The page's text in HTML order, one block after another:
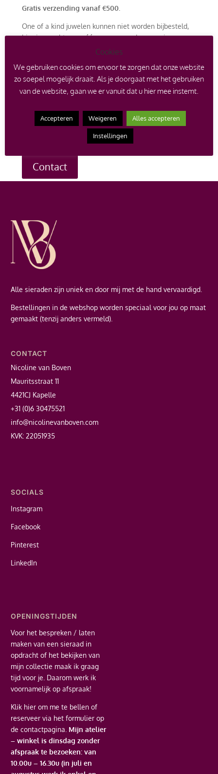
Gratis verzending vanaf €500.
One of a kind juwelen kunnen niet worden bijbesteld,
hier is er echt maar één van en worden voorzien van
een certificaat. Er kan echter wel een afspraak worden
edelstenen of edelmetaal te laten maken.
Het is ook mogelijk om met je oude goud in te ruilen
juweel.Heb je een vraag over een bepaald sieraad, of
wil je een afspraak maken om te komen passen? Neem
dan contact met me op en ik help je graag verder.
Contact
Alle sieraden zijn uniek en door mij met de hand vervaardigd.
Bestellingen in de webshop worden speciaal voor jou op maat
gemaakt (tenzij anders vermeld).
CONTACT
Nicoline van Boven
Mauritsstraat 11
4421CJ Kapelle
+31 (0)6 30475521
info@nicolinevanboven.com
KVK: 22051935
SOCIALS
Instagram
Facebook
Pinterest
LinkedIn
OPENINGSTIJDEN
Voor het bespreken / laten
maken van een sieraad in
opdracht of het bekijken van
mijn collectie maak ik graag
tijd voor je. Daarom werk ik
voornamelijk op afspraak!
Klik hier om me te bellen of
reserveer via het formulier op
de contactpagina. Mijn atelier
– winkel is dinsdag zonder
afspraak te bezoeken: van
10.00u – 16.30u (in juli en
Cookies
We gebruiken cookies om ervoor te zorgen dat onze website
zo soepel mogelijk draait. Als je doorgaat met het gebruiken
van de website, gaan we er vanuit dat u hier mee instemt.
Accepteren Weigeren Alles accepteren
Instellingen